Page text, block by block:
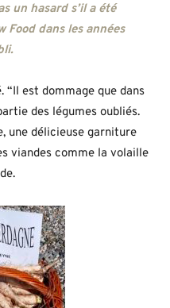
un hasard s’il a été
Food dans les années
“Il est dommage que dans
des légumes oubliés.
une délicieuse garniture
viandes comme la volaille